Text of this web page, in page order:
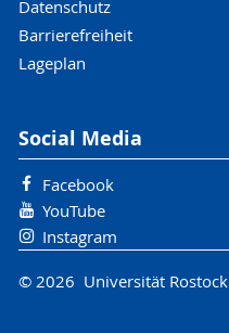
Datenschutz
Barrierefreiheit
Lageplan
Social Media
Facebook
YouTube
Instagram
© 2026 Universität Rostock